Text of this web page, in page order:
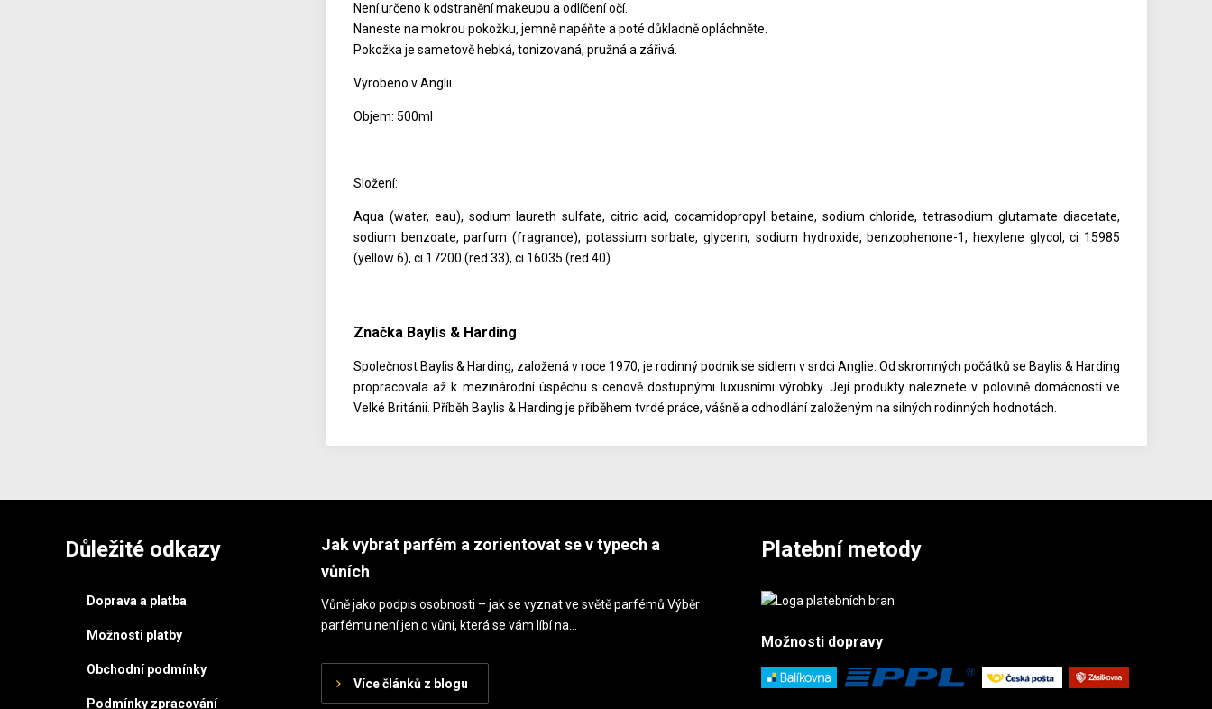
Není určeno k odstranění makeupu a odlíčení očí.
Naneste na mokrou pokožku, jemně napěňte a poté důkladně opláchněte.
Pokožka je sametově hebká, tonizovaná, pružná a zářivá.
Vyrobeno v Anglii.
Objem: 500ml
Složení:
Aqua (water, eau), sodium laureth sulfate, citric acid, cocamidopropyl betaine, sodium chloride, tetrasodium glutamate diacetate,
sodium benzoate, parfum (fragrance), potassium sorbate, glycerin, sodium hydroxide, benzophenone-1, hexylene glycol, ci 15985
(yellow 6), ci 17200 (red 33), ci 16035 (red 40).
Značka Baylis & Harding
Společnost Baylis & Harding, založená v roce 1970, je rodinný podnik se sídlem v srdci Anglie. Od skromných počátků se Baylis & Harding
propracovala až k mezinárodní úspěchu s cenově dostupnými luxusními výrobky. Její produkty naleznete v polovině domácností ve
Velké Británii. Příběh Baylis & Harding je příběhem tvrdé práce, vášně a odhodlání založeným na silných rodinných hodnotách.
Důležité odkazy
Doprava a platba
Možnosti platby
Obchodní podmínky
Podmínky zpracování
Jak vybrat parfém a zorientovat se v typech a
vůních
Vůně jako podpis osobnosti – jak se vyznat ve světě parfémů Výběr
parfému není jen o vůni, která se vám líbí na…
Více článků z blogu
Platební metody
Možnostidopravy